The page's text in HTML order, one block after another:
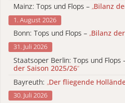
Mainz: Tops und Flops – „Bilanz
1. August 2026
Bonn: Tops und Flops – „Bilanz
31. Juli 2026
Staatsoper Berlin: Tops und Flops
der Saison 2025/26“
Bayreuth: „Der fliegende
30. Juli 2026